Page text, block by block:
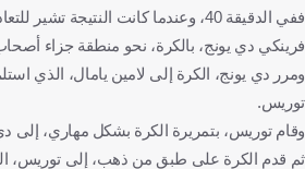
فرينكي دي يونج، بالكرة، نحو منطقة جزاء
ومرر دي يونج، الكرة إلى لامين يامال، الذي
توريس.
وقام توريس، بتمريرة الكرة بشكل مهاري، إلى
ثم قدم الكرة على طبق من ذهب، إلى توريس،